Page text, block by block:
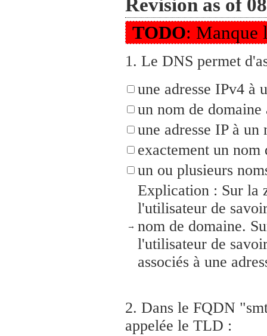
Revision as of
TODO: Manque
1. Le DNS permet
une adresse IPv4 à
un nom de domaine
une adresse IP à un
exactement un nom
un ou plusieurs
→
Explication : Sur la
l'utilisateur de
nom de domaine.
l'utilisateur de
associés à une
2. Dans le FQDN
appelée le TLD :